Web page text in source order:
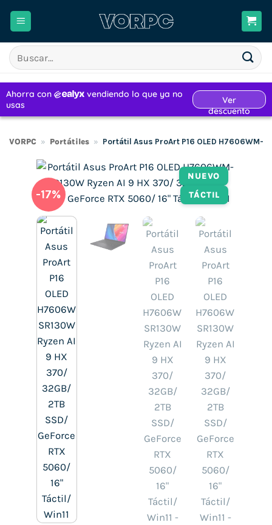
Buscar
por:
VORPC » Portátiles » Portátil Asus ProArt P16 OLED H7606WM-
NUEVO
TÁCTIL
-17%